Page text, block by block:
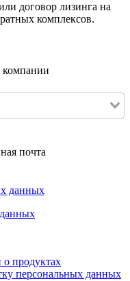
договор лизинга на
комплексов.
компании
почта
данных
продуктах
персональных данных